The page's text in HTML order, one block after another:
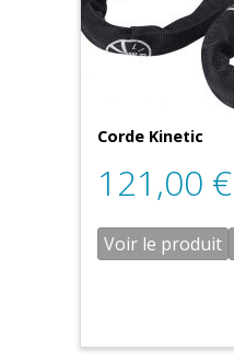
Corde Kinetic
121,00 €
Voir le produit